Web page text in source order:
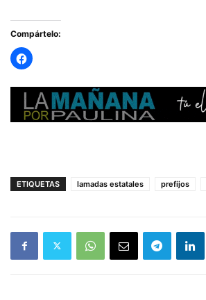
Compártelo:
ETIQUETAS lamadas estatales prefijos